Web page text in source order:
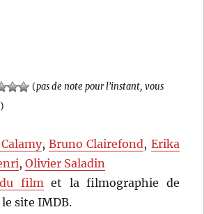
(pas de note pour l'instant, vous
)
,Bruno Clairefond, Erika
,Olivier Saladin
filmet la filmographie de
site IMDB.